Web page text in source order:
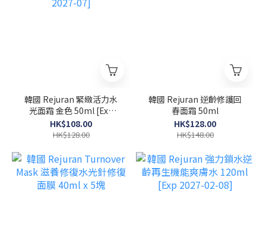
韓國 Rejuran 緊緻活力水
光面霜 金色 50ml [Exp
2027-07]
HK$108.00
HK$128.00
韓國 Rejuran 逆齡修護回
春面霜 50ml
HK$128.00
HK$148.00